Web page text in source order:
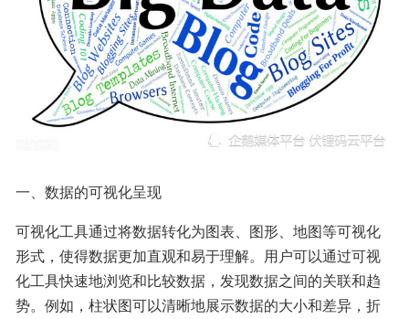
一、数据的可视化呈现
可视化工具通过将数据转化为图表、图形、地图等可视化
形式，使得数据更加直观和易于理解。用户可以通过可视
化工具快速地浏览和比较数据，发现数据之间的关联和趋
势。例如，柱状图可以清晰地展示数据的大小和差异，折